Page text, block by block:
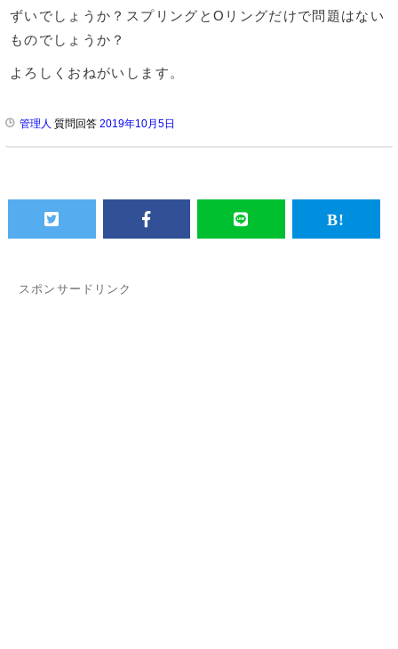
ずいでしょうか？スプリングとOリングだけで問題はない
ものでしょうか？
よろしくおねがいします。
管理人 質問回答 2019年10月5日
スポンサードリンク